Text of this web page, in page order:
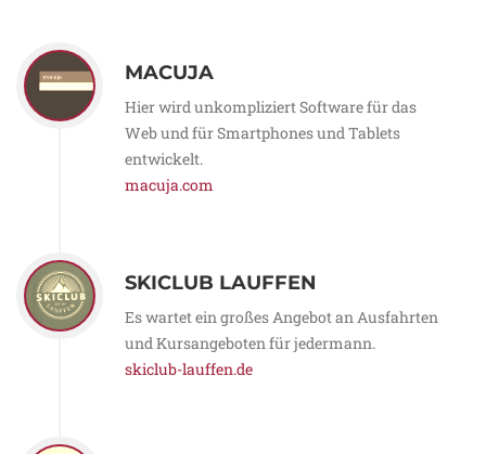
MACUJA
Hier wird unkompliziert Software für das
Web und für Smartphones und Tablets
entwickelt.
macuja.com
SKICLUB LAUFFEN
Es wartet ein großes Angebot an Ausfahrten
und Kursangeboten für jedermann.
skiclub-lauffen.de